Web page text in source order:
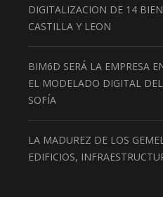
DIGITALIZACION DE 14
CASTILLA Y LEON
BIM6D SERÁ LA EMPRESA
EL MODELADO DIGITAL
SOFÍA
LA MADUREZ DE LOS
EDIFICIOS,